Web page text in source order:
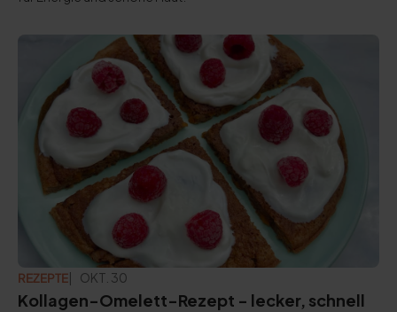
REZEPTE AKTUALISIERT:
OKT. 30
Kollagen-Omelett-Rezept - lecker, schnell